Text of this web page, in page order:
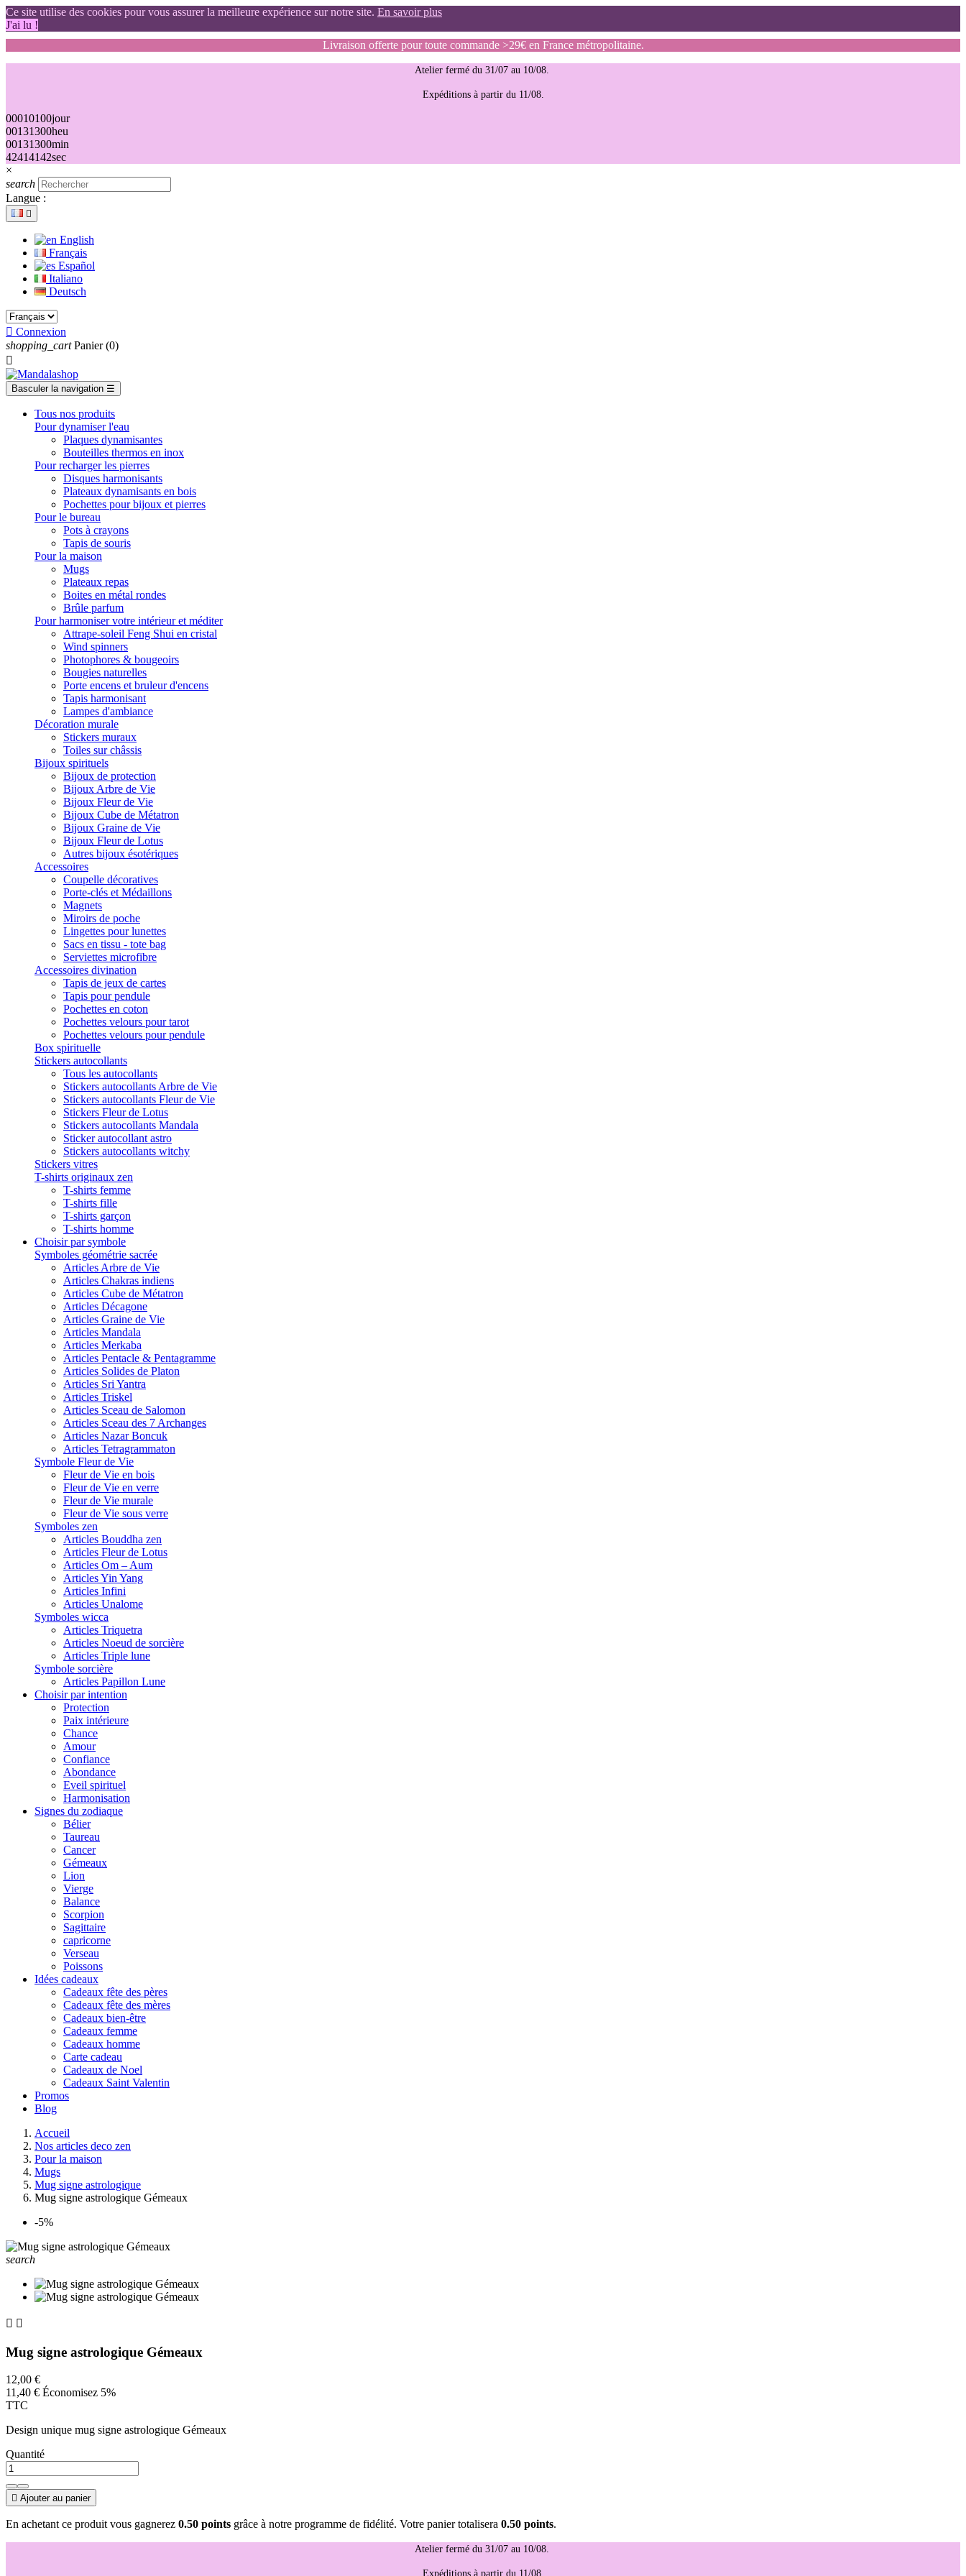
Ce site utilise des cookies pour vous assurer la meilleure expérience sur notre site. En savoir plus
J'ai lu !
Livraison offerte pour toute commande >29€ en France métropolitaine.
Atelier fermé du 31/07 au 10/08.
Expéditions à partir du 11/08.
00010100jour
00131300heu
00131300min
42414142sec
×
search
Langue :

English
Français
Español
Italiano
Deutsch
 Connexion
shopping_cart Panier (0)

Basculer la navigation ☰
Tous nos produits
Pour dynamiser l'eau
Plaques dynamisantes
Bouteilles thermos en inox
Pour recharger les pierres
Disques harmonisants
Plateaux dynamisants en bois
Pochettes pour bijoux et pierres
Pour le bureau
Pots à crayons
Tapis de souris
Pour la maison
Mugs
Plateaux repas
Boites en métal rondes
Brûle parfum
Pour harmoniser votre intérieur et méditer
Attrape-soleil Feng Shui en cristal
Wind spinners
Photophores & bougeoirs
Bougies naturelles
Porte encens et bruleur d'encens
Tapis harmonisant
Lampes d'ambiance
Décoration murale
Stickers muraux
Toiles sur châssis
Bijoux spirituels
Bijoux de protection
Bijoux Arbre de Vie
Bijoux Fleur de Vie
Bijoux Cube de Métatron
Bijoux Graine de Vie
Bijoux Fleur de Lotus
Autres bijoux ésotériques
Accessoires
Coupelle décoratives
Porte-clés et Médaillons
Magnets
Miroirs de poche
Lingettes pour lunettes
Sacs en tissu - tote bag
Serviettes microfibre
Accessoires divination
Tapis de jeux de cartes
Tapis pour pendule
Pochettes en coton
Pochettes velours pour tarot
Pochettes velours pour pendule
Box spirituelle
Stickers autocollants
Tous les autocollants
Stickers autocollants Arbre de Vie
Stickers autocollants Fleur de Vie
Stickers Fleur de Lotus
Stickers autocollants Mandala
Sticker autocollant astro
Stickers autocollants witchy
Stickers vitres
T-shirts originaux zen
T-shirts femme
T-shirts fille
T-shirts garçon
T-shirts homme
Choisir par symbole
Symboles géométrie sacrée
Articles Arbre de Vie
Articles Chakras indiens
Articles Cube de Métatron
Articles Décagone
Articles Graine de Vie
Articles Mandala
Articles Merkaba
Articles Pentacle & Pentagramme
Articles Solides de Platon
Articles Sri Yantra
Articles Triskel
Articles Sceau de Salomon
Articles Sceau des 7 Archanges
Articles Nazar Boncuk
Articles Tetragrammaton
Symbole Fleur de Vie
Fleur de Vie en bois
Fleur de Vie en verre
Fleur de Vie murale
Fleur de Vie sous verre
Symboles zen
Articles Bouddha zen
Articles Fleur de Lotus
Articles Om – Aum
Articles Yin Yang
Articles Infini
Articles Unalome
Symboles wicca
Articles Triquetra
Articles Noeud de sorcière
Articles Triple lune
Symbole sorcière
Articles Papillon Lune
Choisir par intention
Protection
Paix intérieure
Chance
Amour
Confiance
Abondance
Eveil spirituel
Harmonisation
Signes du zodiaque
Bélier
Taureau
Cancer
Gémeaux
Lion
Vierge
Balance
Scorpion
Sagittaire
capricorne
Verseau
Poissons
Idées cadeaux
Cadeaux fête des pères
Cadeaux fête des mères
Cadeaux bien-être
Cadeaux femme
Cadeaux homme
Carte cadeau
Cadeaux de Noel
Cadeaux Saint Valentin
Promos
Blog
Accueil
Nos articles deco zen
Pour la maison
Mugs
Mug signe astrologique
Mug signe astrologique Gémeaux
-5%
search
 
Mug signe astrologique Gémeaux
12,00 €
11,40 € Économisez 5%
TTC
Design unique mug signe astrologique Gémeaux
Quantité
 Ajouter au panier
En achetant ce produit vous gagnerez 0.50 points grâce à notre programme de fidélité. Votre panier totalisera 0.50 points.
Atelier fermé du 31/07 au 10/08.
Expéditions à partir du 11/08.